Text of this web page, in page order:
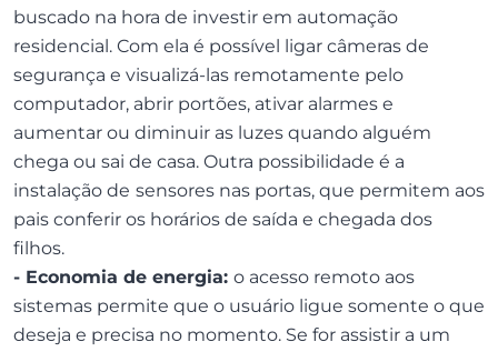
buscado na hora de investir em automação
residencial. Com ela é possível ligar câmeras de
segurança e visualizá-las remotamente pelo
computador, abrir portões, ativar alarmes e
aumentar ou diminuir as luzes quando alguém
chega ou sai de casa. Outra possibilidade é a
instalação de sensores nas portas, que permitem aos
pais conferir os horários de saída e chegada dos
filhos.
- Economia de energia: o acesso remoto aos
sistemas permite que o usuário ligue somente o que
deseja e precisa no momento. Se for assistir a um